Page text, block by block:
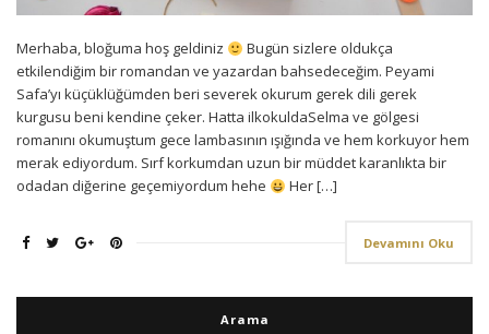
Merhaba, bloğuma hoş geldiniz
Bugün sizlere oldukça
etkilendiğim bir romandan ve yazardan bahsedeceğim. Peyami
Safa’yı küçüklüğümden beri severek okurum gerek dili gerek
kurgusu beni kendine çeker. Hatta ilkokuldaSelma ve gölgesi
romanını okumuştum gece lambasının ışığında ve hem korkuyor hem
merak ediyordum. Sırf korkumdan uzun bir müddet karanlıkta bir
odadan diğerine geçemiyordum hehe
Her […]
Devamını Oku
Arama